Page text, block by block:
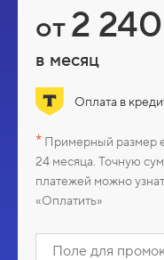
В
а
ш
а
ц
е
от2
в месяц
Оплата в
* Примерный размер
24 месяца. Точную
платежей можно
«Оплатить»